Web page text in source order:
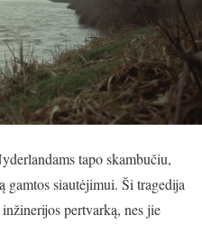
tapo skambučiu,
gamtos siautėjimui. Ši tragedija
pertvarką, nes jie